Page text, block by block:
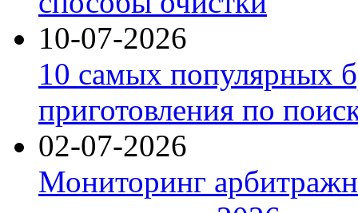
10-07-2026
10 самых популярных
приготовления по
02-07-2026
Мониторинг